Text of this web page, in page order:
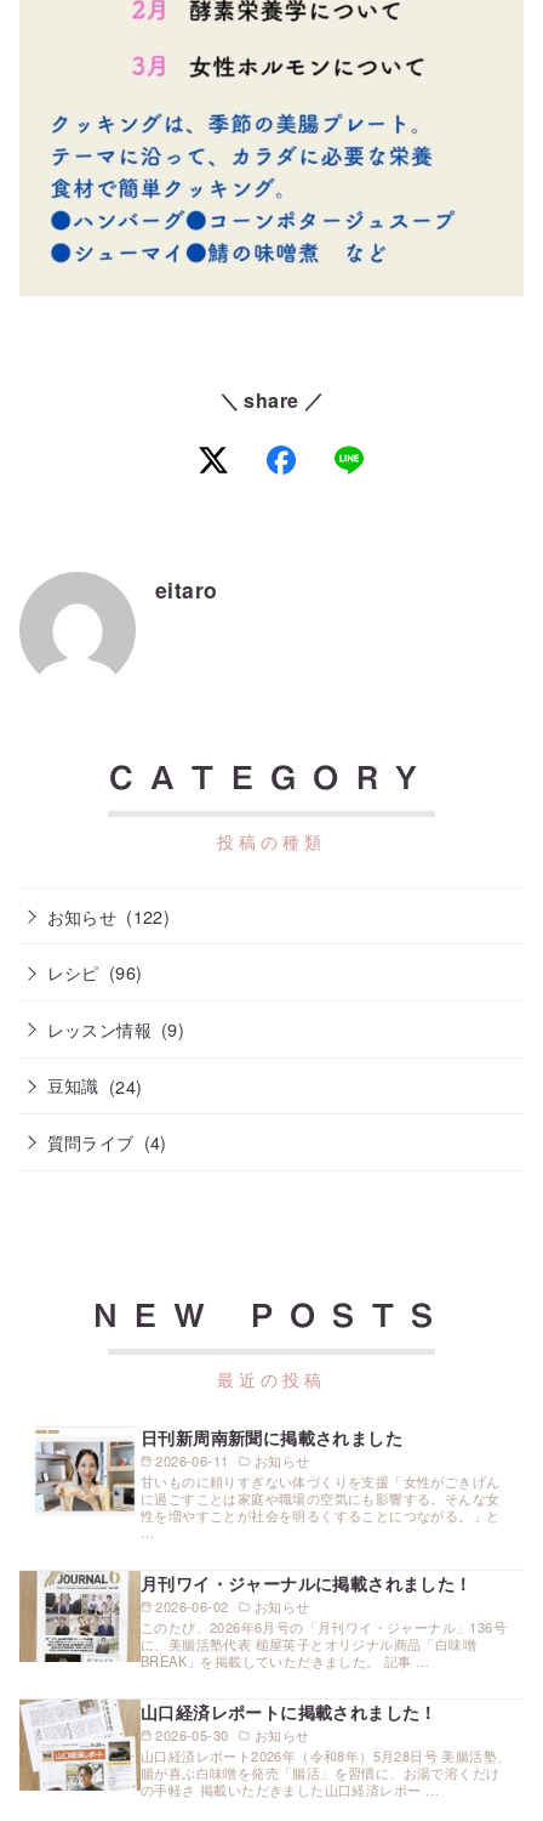
＼ share ／
eitaro
CATEGORY
お知らせ (122)
レシピ (96)
レッスン情報 (9)
豆知識 (24)
質問ライブ (4)
NEW POSTS
2026-06-11 お知らせ
日刊新周南新聞に掲載されました
甘いものに頼りすぎない体づくりを支援「女性がごきげん
に過ごすことは家庭や職場の空気にも影響する。そんな女
性を増やすことが社会を明るくすることにつながる。」と
2026-06-02 お知らせ
月刊ワイ・ジャーナルに掲載されました！
このたび、2026年6月号の「月刊ワイ・ジャーナル」136号
に、美腸活塾代表 槌屋英子とオリジナル商品「白味噌
BREAK」を掲載していただきました。 記事 …
2026-05-30 お知らせ
山口経済レポートに掲載されました！
山口経済レポート2026年（令和8年）5月28日号 美腸活塾、
腸が喜ぶ白味噌を発売「腸活」を習慣に、お湯で溶くだけ
の手軽さ 掲載いただきました山口経済レポー …